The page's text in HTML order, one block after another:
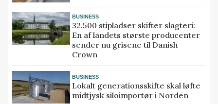
BUSINESS
32.500 stipladser skifter slagteri:
En af landets største producenter
sender nu grisene til Danish
Crown
BUSINESS
Lokalt generationsskifte skal løfte
midtjysk siloimportør i Norden